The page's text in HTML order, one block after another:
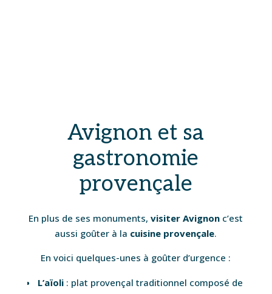
Avignon et sa
gastronomie
provençale
En plus de ses monuments,visiter Avignon c’est
aussi goûter à la cuisine provençale.
En voici quelques-unes à goûter d’urgence :
L’aïoli : plat provençal traditionnel composé de